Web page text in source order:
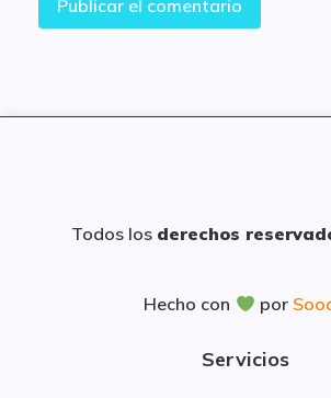
Todos los derechos
Hecho con por
Servicios